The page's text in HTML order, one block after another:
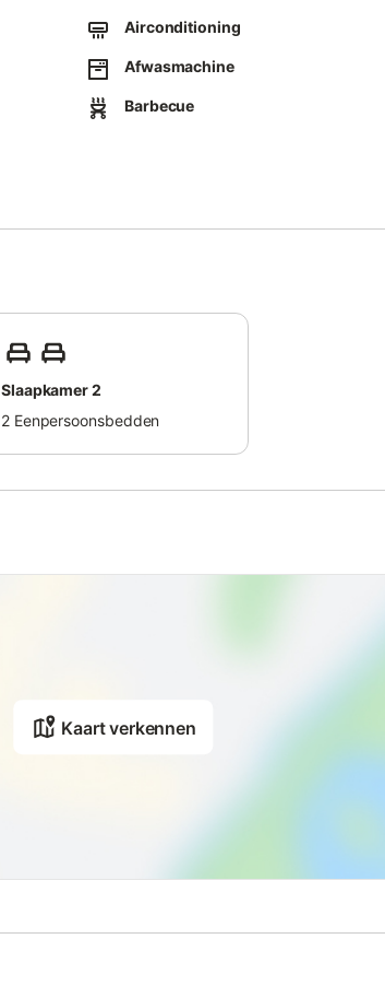
Airconditioning
Afwasmachine
Barbecue
Slaapkamer 2
2 Eenpersoonsbedden
Kaart verkennen